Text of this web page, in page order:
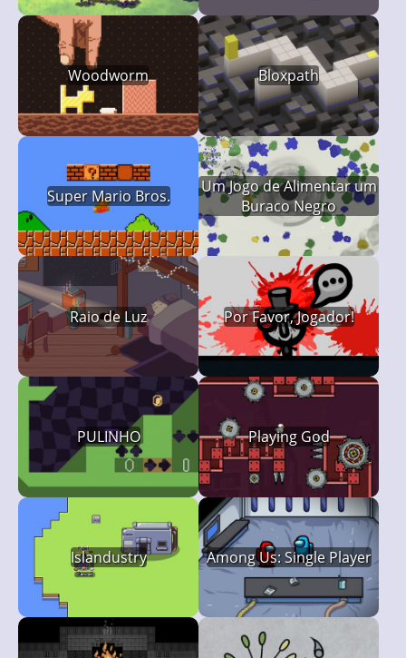
Woodworm Bloxpath
Super Mario Bros.
Um Jogo de Alimentar um
Buraco Negro
Raio de Luz Por Favor, Jogador!
PULINHO Playing God
Islandustry Among Us: Single Player